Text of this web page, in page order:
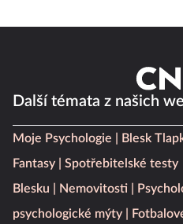
Další témata z našich
Moje Psychologie Blesk
Fantasy
Spotřebitelské testy
Blesku
Nemovitosti
psychologické mýty